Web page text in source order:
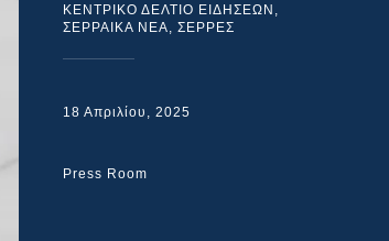
ΚΕΝΤΡΙΚΟ ΔΕΛΤΙΟ ΕΙΔΗΣΕΩΝ ,
ΣΕΡΡΑΙΚΑ ΝΕΑ, ΣΕΡΡΕΣ
18 Απριλίου, 2025
Press Room